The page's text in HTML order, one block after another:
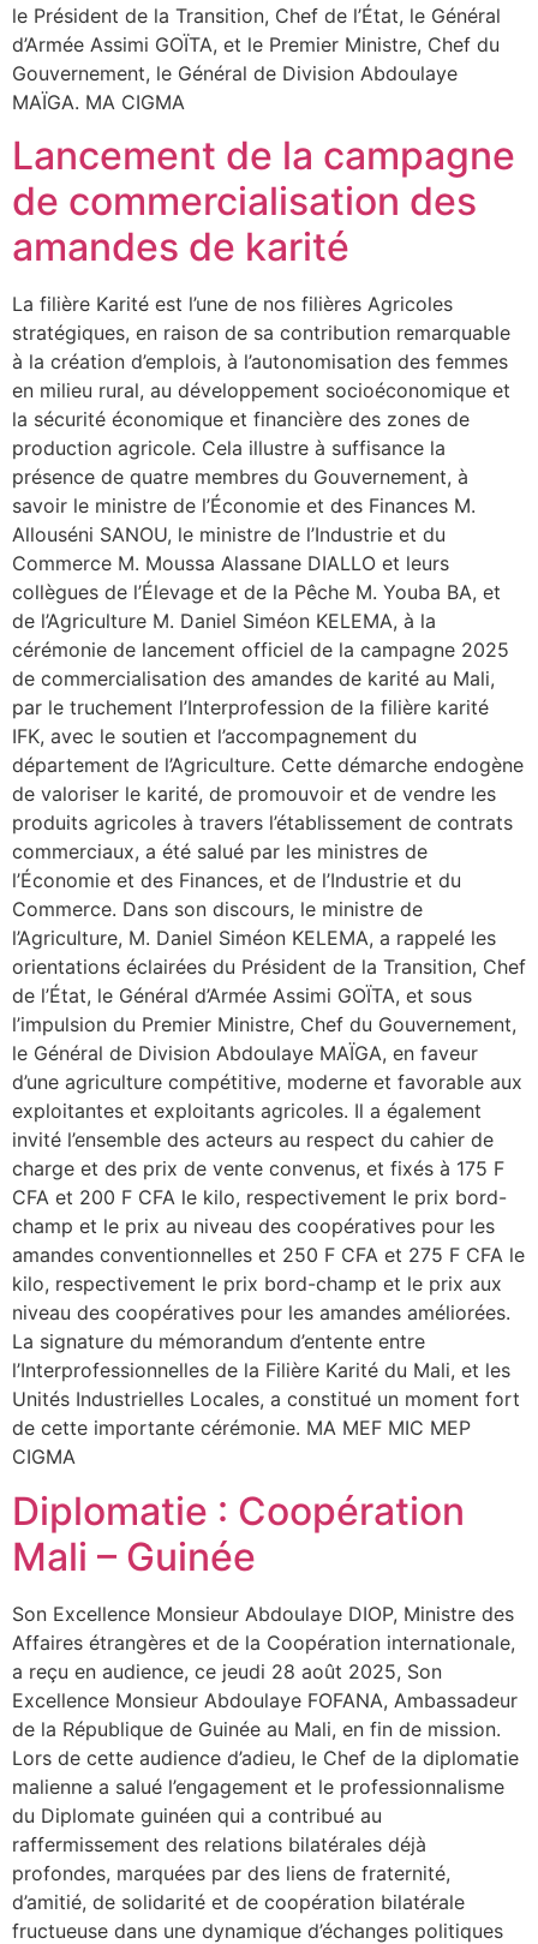
le Président de la Transition, Chef de l’État, le Général
d’Armée Assimi GOÏTA, et le Premier Ministre, Chef du
Gouvernement, le Général de Division Abdoulaye
MAÏGA. MA CIGMA
Lancement de la campagne
de commercialisation des
amandes de karité
La filière Karité est l’une de nos filières Agricoles
stratégiques, en raison de sa contribution remarquable
à la création d’emplois, à l’autonomisation des femmes
en milieu rural, au développement socioéconomique et
la sécurité économique et financière des zones de
production agricole. Cela illustre à suffisance la
présence de quatre membres du Gouvernement, à
savoir le ministre de l’Économie et des Finances M.
Allouséni SANOU, le ministre de l’Industrie et du
Commerce M. Moussa Alassane DIALLO et leurs
collègues de l’Élevage et de la Pêche M. Youba BA, et
de l’Agriculture M. Daniel Siméon KELEMA, à la
cérémonie de lancement officiel de la campagne 2025
de commercialisation des amandes de karité au Mali,
par le truchement l’Interprofession de la filière karité
IFK, avec le soutien et l’accompagnement du
département de l’Agriculture. Cette démarche endogène
de valoriser le karité, de promouvoir et de vendre les
produits agricoles à travers l’établissement de contrats
commerciaux, a été salué par les ministres de
l’Économie et des Finances, et de l’Industrie et du
Commerce. Dans son discours, le ministre de
l’Agriculture, M. Daniel Siméon KELEMA, a rappelé les
orientations éclairées du Président de la Transition, Chef
de l’État, le Général d’Armée Assimi GOÏTA, et sous
l’impulsion du Premier Ministre, Chef du Gouvernement,
le Général de Division Abdoulaye MAÏGA, en faveur
d’une agriculture compétitive, moderne et favorable aux
exploitantes et exploitants agricoles. Il a également
invité l’ensemble des acteurs au respect du cahier de
charge et des prix de vente convenus, et fixés à 175 F
CFA et 200 F CFA le kilo, respectivement le prix bord-
champ et le prix au niveau des coopératives pour les
amandes conventionnelles et 250 F CFA et 275 F CFA le
kilo, respectivement le prix bord-champ et le prix aux
niveau des coopératives pour les amandes améliorées.
La signature du mémorandum d’entente entre
l’Interprofessionnelles de la Filière Karité du Mali, et les
Unités Industrielles Locales, a constitué un moment fort
de cette importante cérémonie. MA MEF MIC MEP
CIGMA
Diplomatie : Coopération
Mali – Guinée
Son Excellence Monsieur Abdoulaye DIOP, Ministre des
Affaires étrangères et de la Coopération internationale,
a reçu en audience, ce jeudi 28 août 2025, Son
Excellence Monsieur Abdoulaye FOFANA, Ambassadeur
de la République de Guinée au Mali, en fin de mission.
Lors de cette audience d’adieu, le Chef de la diplomatie
malienne a salué l’engagement et le professionnalisme
du Diplomate guinéen qui a contribué au
raffermissement des relations bilatérales déjà
profondes, marquées par des liens de fraternité,
d’amitié, de solidarité et de coopération bilatérale
fructueuse dans une dynamique d’échanges politiques